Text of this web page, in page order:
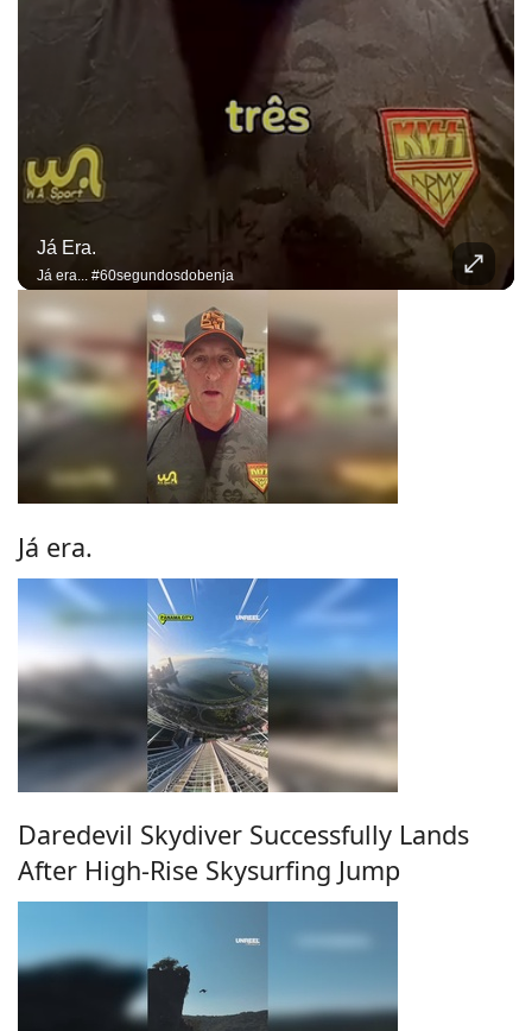
Já Era.
Já era... #60segundosdobenja
Já era.
Daredevil Skydiver Successfully Lands
After High-Rise Skysurfing Jump